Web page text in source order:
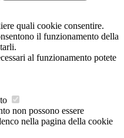
quali cookie consentire.
il funzionamento della
al funzionamento potete
non possono essere
nella pagina della cookie